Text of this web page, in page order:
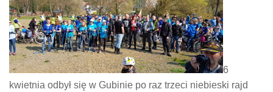
6
kwietnia odbył się w Gubinie po raz trzeci niebieski rajd